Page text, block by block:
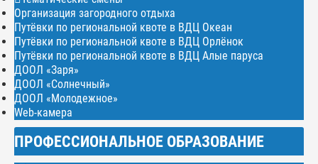
Организация загородного отдыха
Путёвки по региональной квоте в ВДЦ Океан
Путёвки по региональной квоте в ВДЦ Орлёнок
Путёвки по региональной квоте в ВДЦ Алые паруса
ДООЛ «Заря»
ДООЛ «Солнечный»
ДООЛ «Молодежное»
Web-камера
ПРОФЕССИОНАЛЬНОЕ ОБРАЗОВАНИЕ